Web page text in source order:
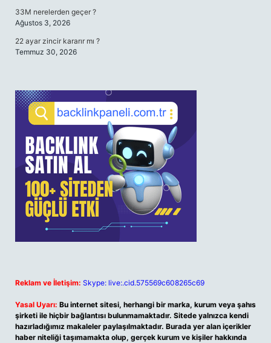
33M nerelerden geçer ?
Ağustos 3, 2026
22 ayar zincir kararır mı ?
Temmuz 30, 2026
Reklam ve İletişim: Skype: live:.cid.575569c608265c69
Yasal Uyarı: Bu internet sitesi, herhangi bir marka, kurum veya şahıs
şirketi ile hiçbir bağlantısı bulunmamaktadır. Sitede yalnızca kendi
hazırladığımız makaleler paylaşılmaktadır. Burada yer alan içerikler
haber niteliği taşımamakta olup, gerçek kurum ve kişiler hakkında